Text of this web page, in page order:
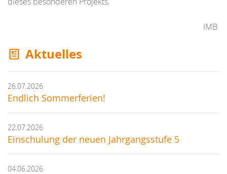
IMB
Aktuelles
26.07.2026
Endlich Sommerferien!
22.07.2026
Einschulung der neuen Jahrgangsstufe 5
04.06.2026